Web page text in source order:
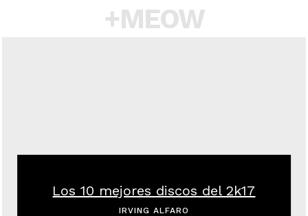
+MEOW
Los 10 mejores discos del 2k17
IRVING ALFARO